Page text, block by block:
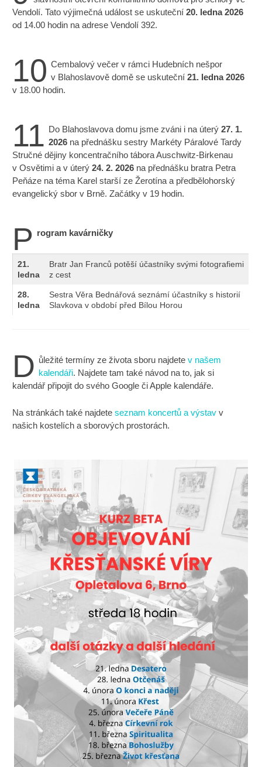
Vendolí. Tato výjimečná událost se uskuteční20. ledna 2026
od 14.00 hodin na adrese Vendolí 392.
10 Cembalový večer v rámci Hudebních nešpor
v Blahoslavově domě se uskuteční 21. ledna 2026
v 18.00 hodin.
11 Do Blahoslavova domu jsme zváni i na úterý27. 1.
2026na přednášku sestry Markéty Páralové Tardy
Stručné dějiny koncentračního tábora Auschwitz-Birkenau
v Osvětimi a v úterý24. 2. 2026 na přednášku bratra Petra
Peňáze na téma Karel starší ze Žerotína a předbělohorský
evangelický sbor v Brně. Začátky v 19 hodin.
P rogram kavárničky
21.
ledna
Bratr Jan Franců potěší účastníky svými fotografiemi
z cest
28.
ledna
Sestra Věra Bednářová seznámí účastníky s historií
Slavkova v období před Bílou Horou
D ůležité termíny ze života sboru najdete v našem
kalendáři. Najdete tam také návod na to, jak si
kalendář připojit do svého Google či Apple kalendáře.
Na stránkách také najdeteseznam koncertů a výstav v
našich kostelích a sborových prostorách.